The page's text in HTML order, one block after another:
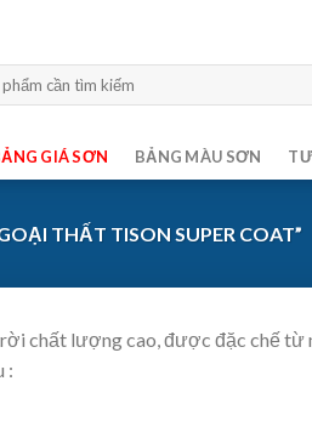
GIÁ SƠN BẢNG MÀU SƠN
THẤT TISON SUPER COAT”
chất lượng cao, được đặc chế từ
: